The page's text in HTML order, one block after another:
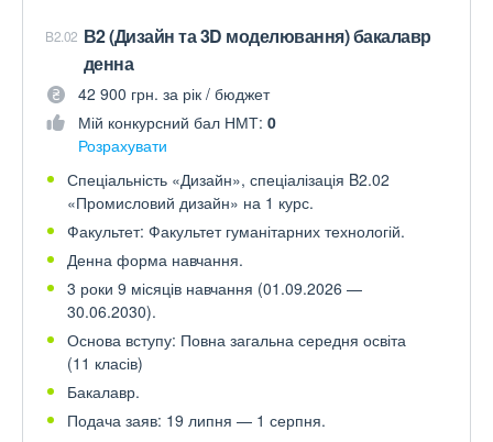
B2.02 В2 (Дизайн та 3D моделювання) бакалавр
денна
42 900 грн. за рік / бюджет
Мій конкурсний бал НМТ: 0
Розрахувати
Спеціальність «Дизайн», спеціалізація B2.02
«Промисловий дизайн» на 1 курс.
Факультет: Факультет гуманітарних технологій.
Денна форма навчання.
3 роки 9 місяців навчання (01.09.2026 —
30.06.2030).
Основа вступу: Повна загальна середня освіта
(11 класів)
Бакалавр.
Подача заяв: 19 липня — 1 серпня.